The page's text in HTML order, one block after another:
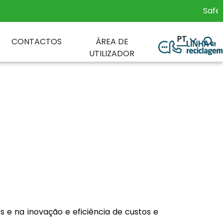
Safety
CONTACTOS
ÁREA DE
UTILIZADOR
PT
e na inovação e eficiência de custos e